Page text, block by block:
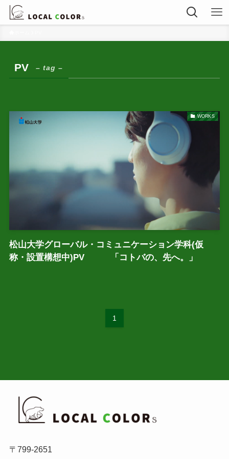
PV – tag –
WORKS
松山大学グローバル・コミュニケーション学科(仮
称・設置構想中)PV 「コトバの、先へ。」
1
〒799-2651